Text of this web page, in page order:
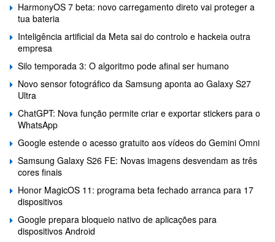
HarmonyOS 7 beta: novo carregamento direto vai proteger a
tua bateria
Inteligência artificial da Meta sai do controlo e hackeia outra
empresa
Silo temporada 3: O algoritmo pode afinal ser humano
Novo sensor fotográfico da Samsung aponta ao Galaxy S27
Ultra
ChatGPT: Nova função permite criar e exportar stickers para o
WhatsApp
Google estende o acesso gratuito aos vídeos do Gemini Omni
Samsung Galaxy S26 FE: Novas imagens desvendam as três
cores finais
Honor MagicOS 11: programa beta fechado arranca para 17
dispositivos
Google prepara bloqueio nativo de aplicações para
dispositivos Android